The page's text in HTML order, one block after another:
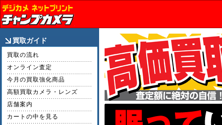
買取ガイド
買取の流れ
オンライン査定
今月の買取強化商品
高額買取カメラ・レンズ
店舗案内
カートの中を見る